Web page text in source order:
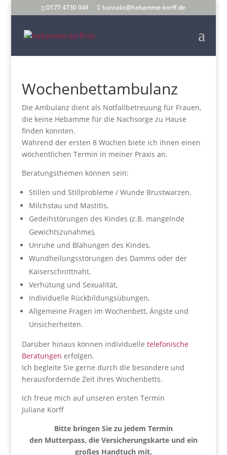
O177 4730 048 kontakt@hebamme-korff.de
Wochenbettambulanz
Die Ambulanz dient als Notfallbetreuung für Frauen,
die keine Hebamme für die Nachsorge zu Hause
finden konnten.
Während der ersten 8 Wochen biete ich ihnen einen
wöchentlichen Termin in meiner Praxis an.
Beratungsthemen können sein:
Stillen und Stillprobleme / Wunde Brustwarzen,
Milchstau und Mastitis,
Gedeihstörungen des Kindes (z.B. mangelnde
Gewichtszunahme),
Unruhe und Blähungen des Kindes,
Wundheilungsstörungen des Damms oder der
Kaiserschnittnaht,
Verhütung und Sexualität,
Individuelle Rückbildungsübungen,
Allgemeine Fragen im Wochenbett, Ängste und
Unsicherheiten.
Darüber hinaus können individuelle telefonische
Beratungen erfolgen.
Ich begleite Sie gerne durch die besondere und
herausfordernde Zeit ihres Wochenbetts.
Ich freue mich auf unseren ersten Termin
Juliane Korff
Bitte bringen Sie zu jedem Termin
den Mutterpass, die Versicherungskarte und ein
großes Handtuch mit.